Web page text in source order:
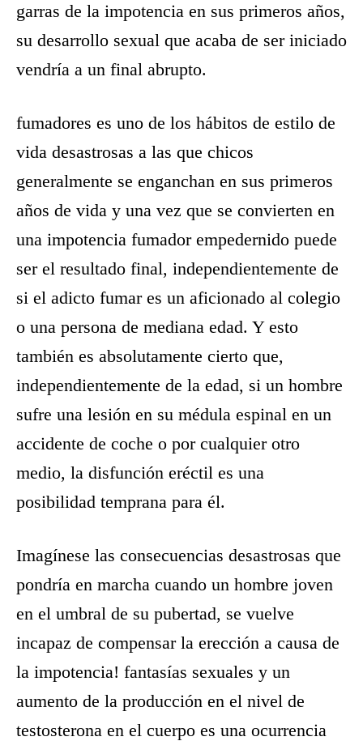
garras de la impotencia en sus primeros años,
su desarrollo sexual que acaba de ser iniciado
vendría a un final abrupto.
fumadores es uno de los hábitos de estilo de
vida desastrosas a las que chicos
generalmente se enganchan en sus primeros
años de vida y una vez que se convierten en
una impotencia fumador empedernido puede
ser el resultado final, independientemente de
si el adicto fumar es un aficionado al colegio
o una persona de mediana edad. Y esto
también es absolutamente cierto que,
independientemente de la edad, si un hombre
sufre una lesión en su médula espinal en un
accidente de coche o por cualquier otro
medio, la disfunción eréctil es una
posibilidad temprana para él.
Imagínese las consecuencias desastrosas que
pondría en marcha cuando un hombre joven
en el umbral de su pubertad, se vuelve
incapaz de compensar la erección a causa de
la impotencia! fantasías sexuales y un
aumento de la producción en el nivel de
testosterona en el cuerpo es una ocurrencia